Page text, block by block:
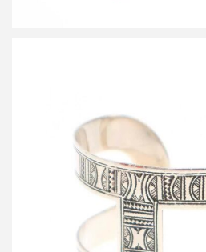
エルメス TUAREG GM トゥアレグ
ット
買取金額
詳しく見る